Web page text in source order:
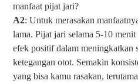
manfaat pijat jari?
A2: Untuk merasakan
lama. Pijat jari selama 5-10
efek positif dalam meningkatkan
ketegangan otot. Semakin
yang bisa kamu rasakan,